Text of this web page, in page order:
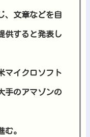
、文章などを自
供すると発表し
マイクロソフト
手のアマゾンの
。